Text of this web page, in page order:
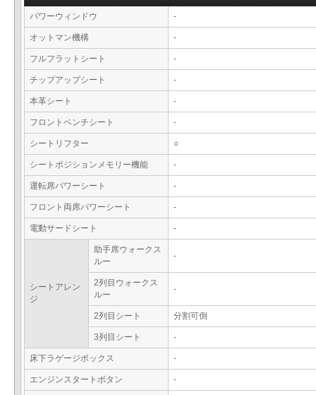
パワーウィンドウ -
オットマン機構 -
フルフラットシート -
チップアップシート -
本革シート -
フロントベンチシート -
シートリフター ○
シートポジションメモリー機能 -
運転席パワーシート -
フロント両席パワーシート -
電動サードシート -
シートアレン
ジ
助手席ウォークス
ルー
-
2列目ウォークス
ルー
-
2列目シート 分割可倒
3列目シート -
床下ラゲージボックス -
エンジンスタートボタン -